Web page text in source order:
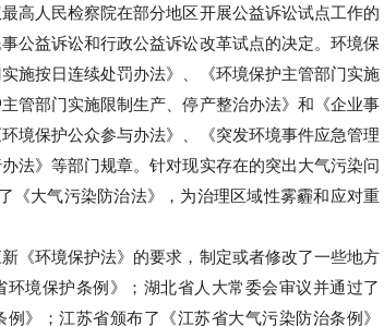
高人民检察院在部分地区开展公益诉讼试点工作的
公益诉讼和行政公益诉讼改革试点的决定。环境保
施按日连续处罚办法》、《环境保护主管部门实施
管部门实施限制生产、停产整治办法》和《企业事
境保护公众参与办法》、《突发环境事件应急管理
法》等部门规章。针对现实存在的突出大气污染问
《大气污染防治法》，为治理区域性雾霾和应对重
环境保护法》的要求，制定或者修改了一些地方
境保护条例》；湖北省人大常委会审议并通过了
例》；江苏省颁布了《江苏省大气污染防治条例》